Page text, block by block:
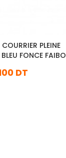
PLEINE
FONCE FAIBO
DT